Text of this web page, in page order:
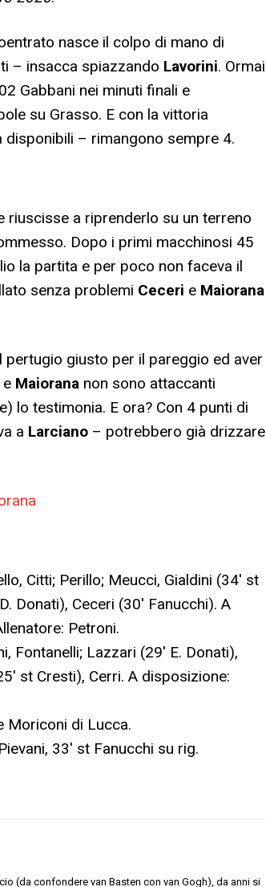
nasce il colpo di mano di
– insacca spiazzando Lavorini. Ormai
Gabbani nei minuti finali e
su Grasso. E con la vittoria
– rimangono sempre 4.
riuscisse a riprenderlo su un terreno
Dopo i primi macchinosi 45
la partita e per poco non faceva il
senza problemi Ceceri e Maiorana
pertugio giusto per il pareggio ed aver
e Maiorana non sono attaccanti
lo testimonia. E ora? Con 4 punti di
a Larciano – potrebbero già drizzare
Citti; Perillo; Meucci, Gialdini (34′ st
Donati), Ceceri (30′ Fanucchi). A
Petroni.
Fontanelli; Lazzari (29′ E. Donati),
st Cresti), Cerri. A disposizione:
Moriconi di Lucca.
33′ st Fanucchi su rig.
(da confondere van Basten con van Gogh), da anni si